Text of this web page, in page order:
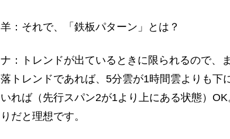
羊：それで、「鉄板パターン」とは？
ナ：トレンドが出ているときに限られるので、
落トレンドであれば、5分雲が1時間雲よりも下
いれば（先行スパン2が1より上にある状態）
りだと理想です。